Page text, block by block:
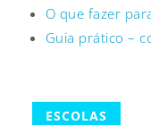
O que fazer
Guia prático –
ESCOLAS